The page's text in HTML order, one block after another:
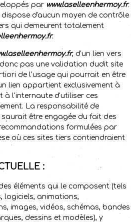
par www.laselleenhermoy.fr.
d'aucun moyen de contrôle
qui demeurent totalement
.
, d'un lien vers
pas une validation dudit site
de l'usage qui pourrait en être
lien appartient exclusivement à
l'internaute d'utiliser ces
La responsabilité de
être engagée du fait des
formulées par
où ces sites tiers contiendraient
:
éléments qui le composent (tels
logiciels, animations,
images, vidéos, schémas, bandes
dessins et modèles), y